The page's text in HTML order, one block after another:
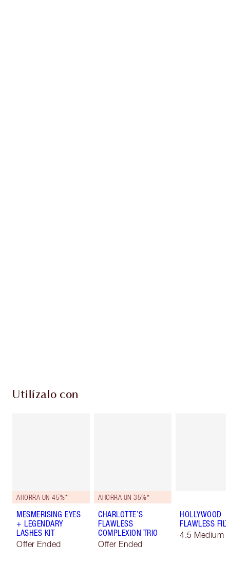
Utilízalo con
AHORRA UN 45%*
MESMERISING EYES
+ LEGENDARY
LASHES KIT
Offer Ended
AHORRA UN 35%*
CHARLOTTE’S
FLAWLESS
COMPLEXION TRIO
Offer Ended
HOLLYWOOD
FLAWLESS
4.5 Medium